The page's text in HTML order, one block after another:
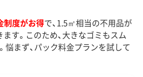
制度がお得で、1.5㎡相当の不用品が
す。このため、大きなゴミもスム
悩まず、パック料金プランを試して